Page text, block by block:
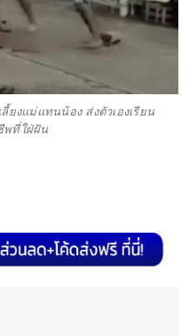
ยงแม่แทนน้อง ส่งตัวเองเรียน
พที่ใฝ่ฝัน